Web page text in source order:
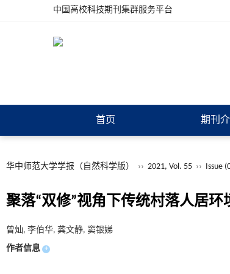
中国高校科技期刊集群服务平台
首页 期刊
华中师范大学学报（自然科学版） ›› 2021, Vol. 55 ›› Issue
聚落“双修”视角下传统村落人居
曾灿, 李伯华, 龚文静, 窦银娣
作者信息 +